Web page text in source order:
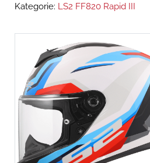
Kategorie: LS2 FF820 Rapid III